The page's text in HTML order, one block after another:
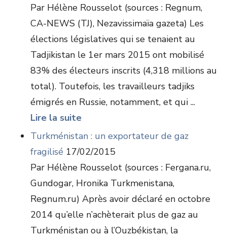
Par Hélène Rousselot (sources : Regnum,
CA-NEWS (TJ), Nezavissimaïa gazeta) Les
élections législatives qui se tenaient au
Tadjikistan le 1er mars 2015 ont mobilisé
83% des électeurs inscrits (4,318 millions au
total). Toutefois, les travailleurs tadjiks
émigrés en Russie, notamment, et qui ...
Lire la suite
Turkménistan : un exportateur de gaz
fragilisé 17/02/2015
Par Hélène Rousselot (sources : Fergana.ru,
Gundogar, Hronika Turkmenistana,
Regnum.ru) Après avoir déclaré en octobre
2014 qu’elle n’achèterait plus de gaz au
Turkménistan ou à l’Ouzbékistan, la